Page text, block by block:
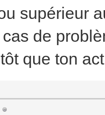
supérieur
de
que ton